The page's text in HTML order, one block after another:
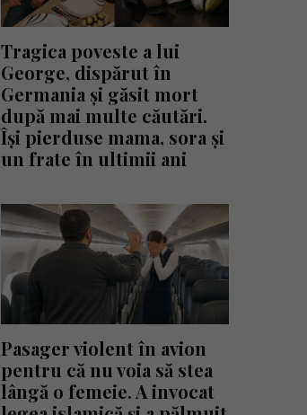
Tragica poveste a lui
George, dispărut în
Germania și găsit mort
după mai multe căutări.
Își pierduse mama, sora și
un frate în ultimii ani
Pasager violent în avion
pentru că nu voia să stea
lângă o femeie. A invocat